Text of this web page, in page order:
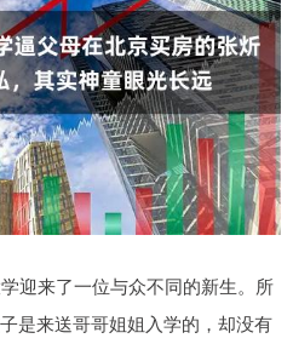
迎来了一位与众不同的新生。所
是来送哥哥姐姐入学的，却没有